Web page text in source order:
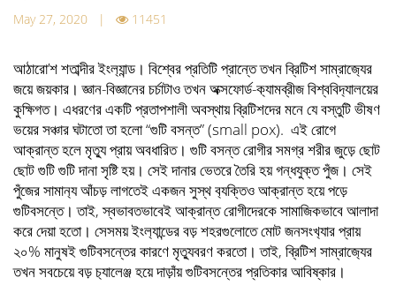
May 27, 2020 | 11451
আঠারো’শ শতাব্দীর ইংল‍্যান্ড। বিশ্বের প্রতিটি প্রান্তে তখন ব্রিটিশ সাম্রাজ‍্যের
জয়ে জয়কার। জ্ঞান-বিজ্ঞানের চর্চাটাও তখন অক্সফোর্ড-ক‍্যামব্রীজ বিশ্ববিদ‍্যালয়ের
কুক্ষিগত। এধরণের একটি প্রতাপশালী অবস্থায় ব্রিটিশদের মনে যে বস্তুটি ভীষণ
ভয়ের সঞ্চার ঘটাতো তা হলো “গুটি বসন্ত” (small pox). এই রোগে
আক্রান্ত হলে মৃত‍্যু প্রায় অবধারিত। গুটি বসন্ত রোগীর সমগ্র শরীর জুড়ে ছোট
ছোট গুটি গুটি দানা সৃষ্টি হয়। সেই দানার ভেতরে তৈরি হয় গন্ধযুক্ত পুঁজ। সেই
পুঁজের সামান‍্য আঁচড় লাগতেই একজন সুস্থ ব‍্যক্তিও আক্রান্ত হয়ে পড়ে
গুটিবসন্তে। তাই, স্বভাবতভাবেই আক্রান্ত রোগীদেরকে সামাজিকভাবে আলাদা
করে দেয়া হতো। সেসময় ইংল‍্যান্ডের বড় শহরগুলোতে মোট জনসংখ‍্যার প্রায়
২০% মানুষই গুটিবসন্তের কারণে মৃত‍্যুবরণ করতো। তাই, ব্রিটিশ সাম্রাজ‍্যের
তখন সবচেয়ে বড় চ‍্যালেঞ্জ হয়ে দাড়াঁয় গুটিবসন্তের প্রতিকার আবিষ্কার।